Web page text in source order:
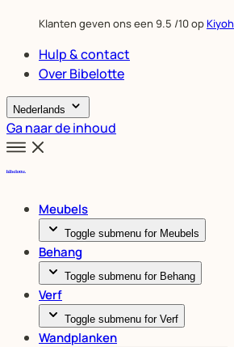
Klanten geven ons een 9.5 /10 opKiyoh
Hulp & contact
Over Bibelotte
Nederlands
Ga naar de inhoud
Meubels
Toggle submenu for Meubels
Behang
Toggle submenu for Behang
Verf
Toggle submenu for Verf
Wandplanken